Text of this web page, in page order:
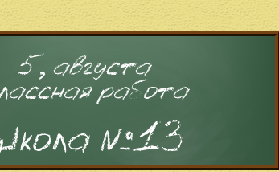
5, августа
работа
№13